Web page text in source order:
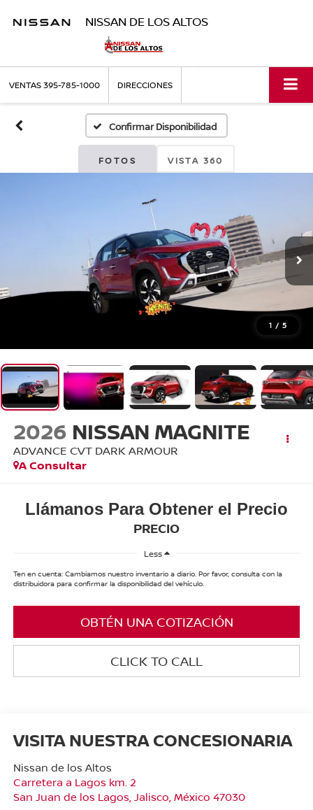
NISSAN DE LOS ALTOS
VENTAS395-785-1000 DIRECCIONES
Confirmar Disponibilidad
FOTOS VISTA 360
1 / 5
2026 NISSAN MAGNITE
ADVANCE CVT DARK ARMOUR
A Consultar
Llámanos Para Obtener el Precio
PRECIO
Less
Ten en cuenta: Cambiamos nuestro inventario a diario. Por favor, consulta con la
distribuidora para confirmar la disponibilidad del vehículo.
OBTÉN UNA COTIZACIÓN
CLICK TO CALL
VISITA NUESTRA CONCESIONARIA
Nissan de los Altos
Carretera a Lagos km. 2
San Juan de los Lagos Jalisco , México 47030